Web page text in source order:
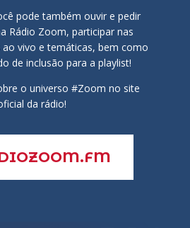
pode também ouvir e pedir
Rádio Zoom, participar nas
ao vivo e temáticas, bem como
de inclusão para a playlist!
o universo #Zoom no site
da rádio!